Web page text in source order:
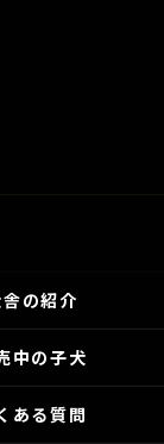
の紹介
中の子犬
ある質問